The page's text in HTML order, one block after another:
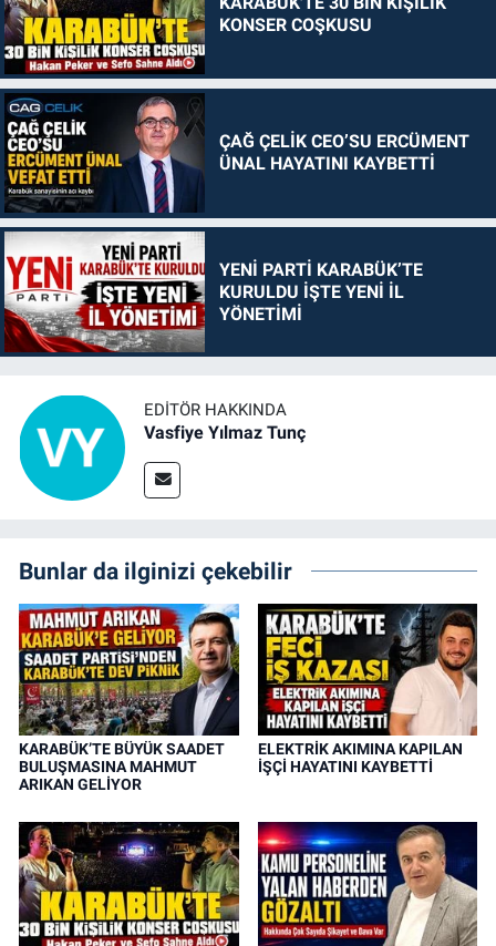
KONSER COŞKUSU
ÇAĞ ÇELİK CEO’SU ERCÜMENT
ÜNAL HAYATINI KAYBETTİ
YENİ PARTİ KARABÜK’TE
KURULDU İŞTE YENİ İL
YÖNETİMİ
EDITÖR HAKKINDA
Vasfiye Yılmaz Tunç
Bunlar da ilginizi çekebilir
KARABÜK’TE BÜYÜK SAADET
BULUŞMASINA MAHMUT
ARIKAN GELİYOR
ELEKTRİK AKIMINA KAPILAN
İŞÇİ HAYATINI KAYBETTİ